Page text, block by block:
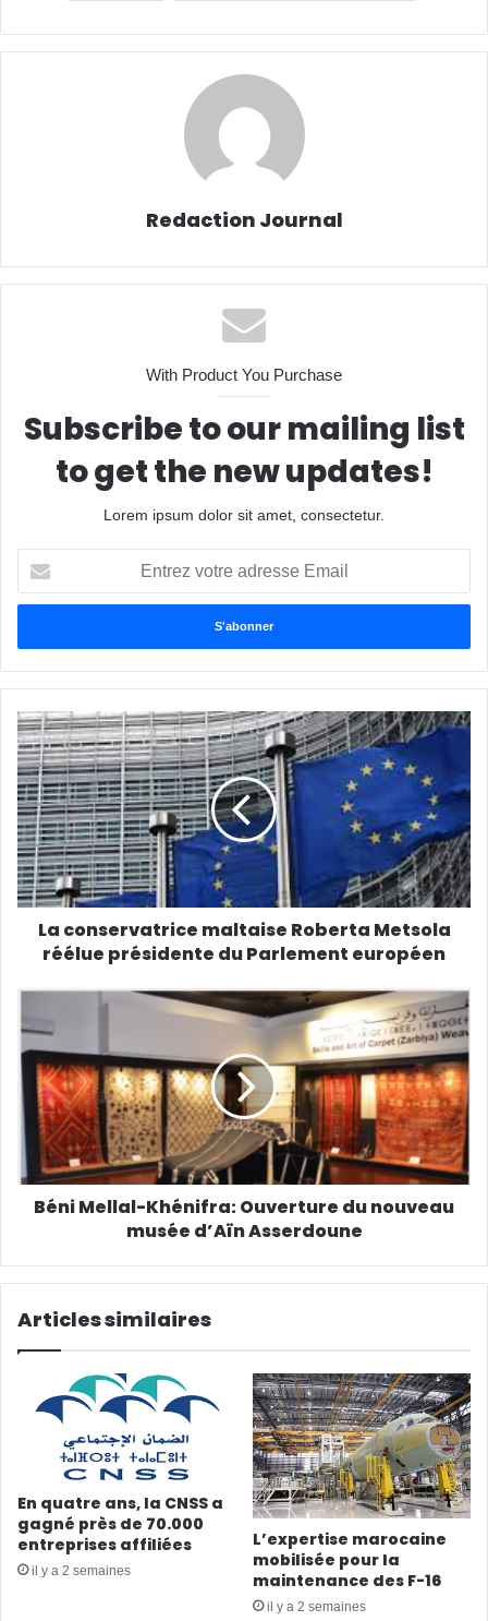
Redaction Journal
With Product You Purchase
Subscribe to our mailing list
to get the new updates!
Lorem ipsum dolor sit amet, consectetur.
votre
adresse
La conservatrice maltaise Roberta Metsola
réélue présidente du Parlement européen
Béni Mellal-Khénifra: Ouverture du nouveau
musée d’Aïn Asserdoune
Articles similaires
En quatre ans, la CNSS a
gagné près de 70.000
entreprises affiliées
il y a 2 semaines
L’expertise marocaine
mobilisée pour la
maintenance des F-16
il y a 2 semaines